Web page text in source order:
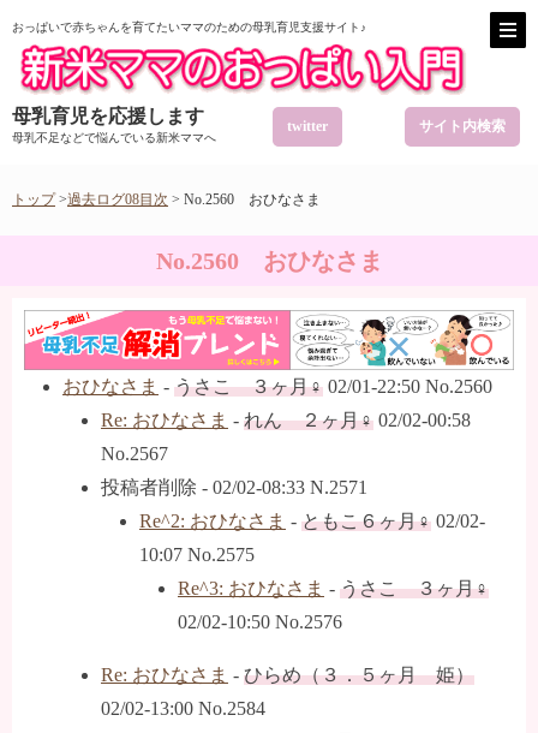
おっぱいで赤ちゃんを育てたいママのための母乳育児支援サイト♪
母乳育児を応援します
母乳不足などで悩んでいる新米ママへ
twitter サイト内検索
トップ>過去ログ08目次 > No.2560 おひなさま
No.2560 おひなさま
おひなさま - うさこ ３ヶ月♀ 02/01-22:50 No.2560
Re: おひなさま - れん ２ヶ月♀ 02/02-00:58
No.2567
投稿者削除 - 02/02-08:33 N.2571
Re^2: おひなさま - ともこ６ヶ月♀ 02/02-
10:07 No.2575
Re^3: おひなさま - うさこ ３ヶ月♀
02/02-10:50 No.2576
Re: おひなさま - ひらめ（３．５ヶ月 姫）
02/02-13:00 No.2584